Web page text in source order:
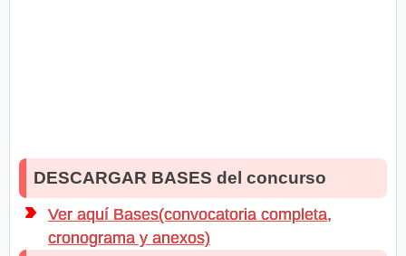
DESCARGAR BASES del concurso
Ver aquí Bases(convocatoria completa,
cronograma y anexos)